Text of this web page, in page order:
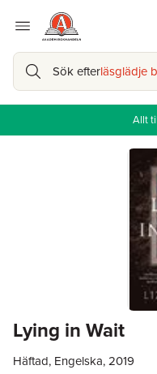
Sök efterläsglädje
Allt
Lying in Wait
Häftad, Engelska, 2019